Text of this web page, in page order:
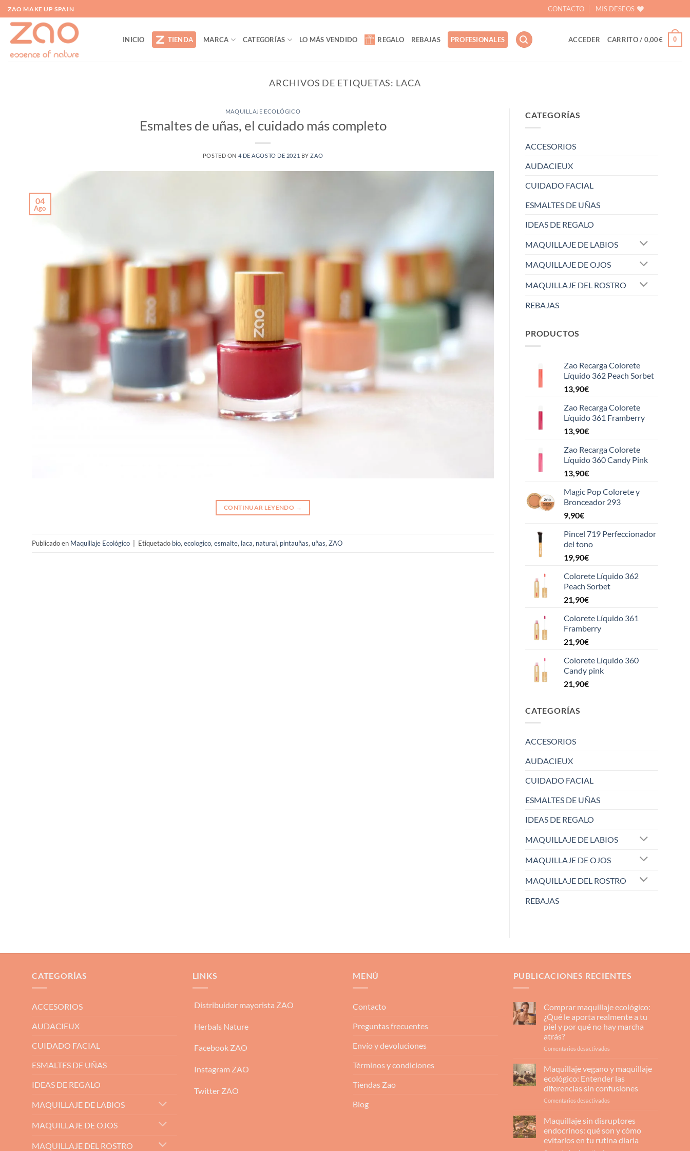
Saltar
al
contenido
ZAO MAKE UP SPAIN CONTACTO MIS DESEOS
INICIO TIENDA MARCA CATEGORÍAS LO MÁS VENDIDO REGALO REBAJAS PROFESIONALES ACCEDER CARRITO / 0,00€ 0
ARCHIVOS DE ETIQUETAS: LACA
MAQUILLAJE ECOLÓGICO
Esmaltes de uñas, el cuidado más completo
POSTED ON 4 DE AGOSTO DE 2021 BYZAO
04
Ago
CONTINUAR LEYENDO →
Publicado en Maquillaje Ecológico Etiquetado bio, ecologico, esmalte, laca, natural, pintauñas, uñas, ZAO
CATEGORÍAS
ACCESORIOS
AUDACIEUX
CUIDADO FACIAL
ESMALTES DE UÑAS
IDEAS DE REGALO
MAQUILLAJE DE LABIOS
MAQUILLAJE DE OJOS
MAQUILLAJE DEL ROSTRO
REBAJAS
PRODUCTOS
Zao Recarga Colorete
Líquido 362 Peach Sorbet
13,90€
Zao Recarga Colorete
Líquido 361 Framberry
13,90€
Zao Recarga Colorete
Líquido 360 Candy Pink
13,90€
Magic Pop Colorete y
Bronceador 293
9,90€
Pincel 719 Perfeccionador
del tono
19,90€
Colorete Líquido 362
Peach Sorbet
21,90€
Colorete Líquido 361
Framberry
21,90€
Colorete Líquido 360
Candy pink
21,90€
CATEGORÍAS
ACCESORIOS
AUDACIEUX
CUIDADO FACIAL
ESMALTES DE UÑAS
IDEAS DE REGALO
MAQUILLAJE DE LABIOS
MAQUILLAJE DE OJOS
MAQUILLAJE DEL ROSTRO
REBAJAS
CATEGORÍAS
ACCESORIOS
AUDACIEUX
CUIDADO FACIAL
ESMALTES DE UÑAS
IDEAS DE REGALO
MAQUILLAJE DE LABIOS
MAQUILLAJE DE OJOS
MAQUILLAJE DEL ROSTRO
LINKS
Distribuidor mayorista ZAO
Herbals Nature
Facebook ZAO
Instagram ZAO
Twitter ZAO
MENÚ
Contacto
Preguntas frecuentes
Envío y devoluciones
Términos y condiciones
Tiendas Zao
Blog
PUBLICACIONES RECIENTES
Comprar maquillaje ecológico:
¿Qué le aporta realmente a tu
piel y por qué no hay marcha
atrás?
Comentarios desactivadosen
ecológico:
¿Qué
le
aporta
tu
piel
y
Maquillaje vegano y maquillaje
ecológico: Entender las
diferencias sin confusiones
Comentarios desactivadosen
vegano
maquillaje
ecológico:
Maquillaje sin disruptores
endocrinos: qué son y cómo
evitarlos en tu rutina diaria